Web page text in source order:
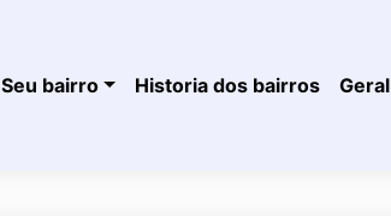
Seu bairro Historia dos bairros Geral